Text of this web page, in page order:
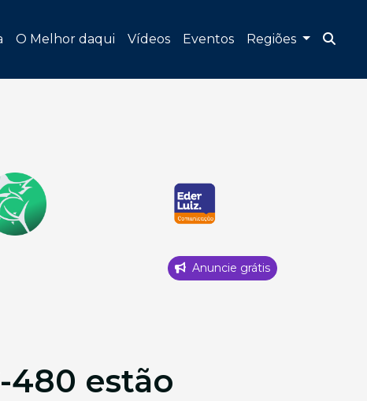
O Melhor daqui Vídeos Eventos Regiões
Anuncie grátis
480 estão